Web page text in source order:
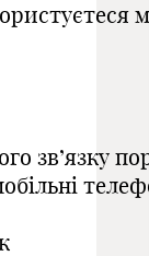
зв’язку